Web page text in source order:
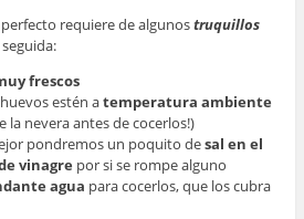
requiere de algunostruquillos
frescos
estén atemperatura ambiente
la nevera antes de cocerlos!)
pondremos un poquito desal en el
vinagre por si se rompe alguno
agua para cocerlos, que los cubra